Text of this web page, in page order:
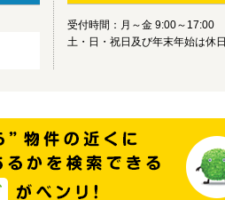
受付時間：月～金 9:00～17:00
土・日・祝日及び年末年始は休日